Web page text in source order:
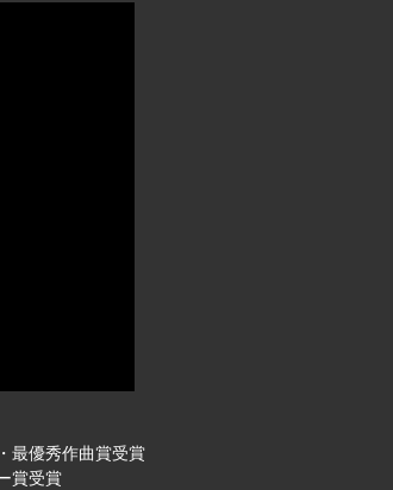
最優秀作曲賞受賞
賞受賞